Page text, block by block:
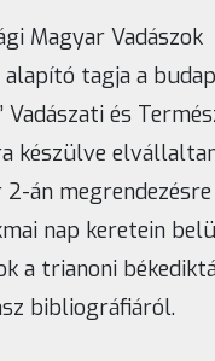
Magyar Vadászok
alapító tagja a
Vadászati és
készülve
2-án
nap keretein
a trianoni
bibliográfiáról.